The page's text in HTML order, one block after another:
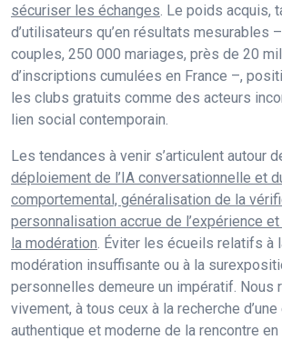
sécuriser les échanges . Le poids acquis,
d’utilisateurs qu’en résultats mesurables
couples, 250 000 mariages, près de 20
d’inscriptions cumulées en France –,
les clubs gratuits comme des acteurs
lien social contemporain.
Les tendances à venir s’articulent autour
déploiement de l’IA conversationnelle et
comportemental, généralisation de la
personnalisation accrue de l’expérience
la modération . Éviter les écueils relatifs à
modération insuffisante ou à la
personnelles demeure un impératif. Nous
vivement, à tous ceux à la recherche
authentique et moderne de la rencontre en